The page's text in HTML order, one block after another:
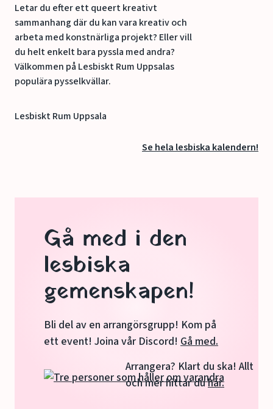
Letar du efter ett queert kreativt
sammanhang där du kan vara kreativ och
arbeta med konstnärliga projekt? Eller vill
du helt enkelt bara pyssla med andra?
Välkommen på Lesbiskt Rum Uppsalas
populära pysselkvällar.
Lesbiskt Rum Uppsala
Se hela lesbiska kalendern!
Gå med i den
lesbiska
gemenskapen!
Bli del av en arrangörsgrupp! Kom på
ett event! Joina vår Discord! Gå med.
Arrangera? Klart du ska! Allt
och mer hittar duhär.